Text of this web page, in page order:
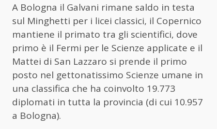
A Bologna il Galvani rimane saldo in testa
sul Minghetti per i licei classici, il Copernico
mantiene il primato tra gli scientifici, dove
primo è il Fermi per le Scienze applicate e il
Mattei di San Lazzaro si prende il primo
posto nel gettonatissimo Scienze umane in
una classifica che ha coinvolto 19.773
diplomati in tutta la provincia (di cui 10.957
a Bologna).